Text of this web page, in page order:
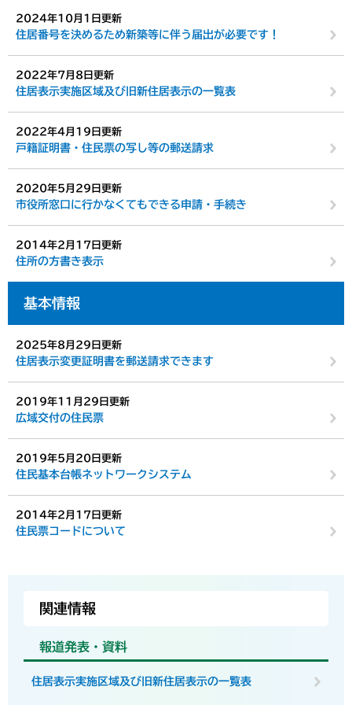
2024年10月1日更新
住居番号を決めるため新築等に伴う届出が必要です！
2022年7月8日更新
住居表示実施区域及び旧新住居表示の一覧表
2022年4月19日更新
戸籍証明書・住民票の写し等の郵送請求
2020年5月29日更新
市役所窓口に行かなくてもできる申請・手続き
2014年2月17日更新
住所の方書き表示
基本情報
2025年8月29日更新
住居表示変更証明書を郵送請求できます
2019年11月29日更新
広域交付の住民票
2019年5月20日更新
住民基本台帳ネットワークシステム
2014年2月17日更新
住民票コードについて
関連情報
報道発表・資料
住居表示実施区域及び旧新住居表示の一覧表